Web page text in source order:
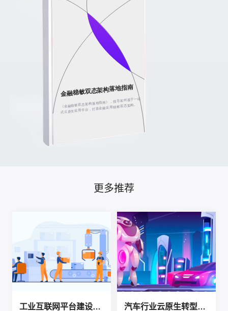
更多推荐
工业互联网平台建设指南 汽车行业云原生转型指南